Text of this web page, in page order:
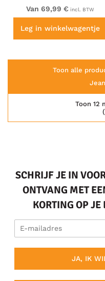
Van 69,99 € incl. BTW
Leg in winkelwagentje
Toon alle
Toon 12
SCHRIJF JE IN
ONTVANG MET
KORTING OP JE
JA, IK